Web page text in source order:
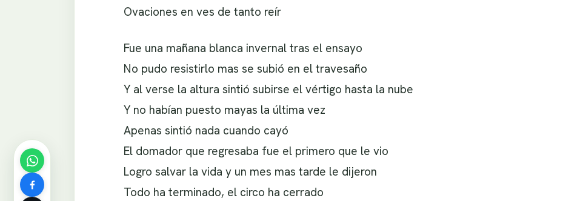
Ovaciones en ves de tanto reír
Fue una mañana blanca invernal tras el ensayo
No pudo resistirlo mas se subió en el travesaño
Y al verse la altura sintió subirse el vértigo hasta la nube
Y no habían puesto mayas la última vez
Apenas sintió nada cuando cayó
El domador que regresaba fue el primero que le vio
Logro salvar la vida y un mes mas tarde le dijeron
Todo ha terminado, el circo ha cerrado